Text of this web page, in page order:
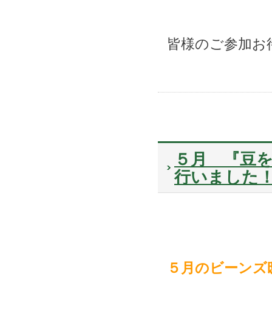
皆様のご参加
５月 『豆
行いました
５月のビーン